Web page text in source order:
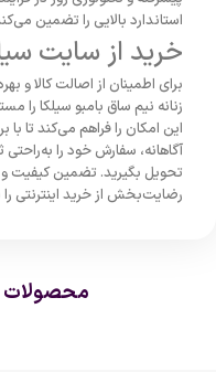
استاندارد بالایی را تضمین
خرید از سایت
برای اطمینان از اصالت کالا و
زنانه نیم ساق بامبو سیلکا را
این امکان را فراهم می‌کند
آگاهانه، سفارش خود را
تحویل بگیرید. تضمین کیفیت
رضایت‌بخش از خرید اینترنتی
محصولات